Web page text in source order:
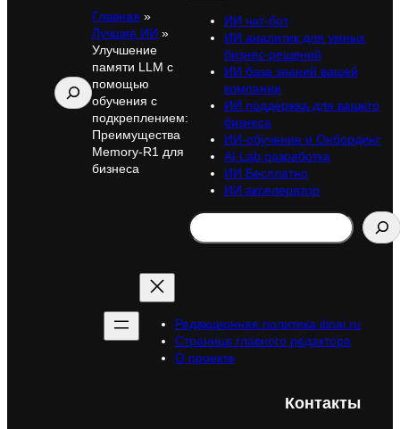
Поиск
Главная »
Лучшие ИИ »
Улучшение
памяти LLM с
помощью
обучения с
подкреплением:
Преимущества
Memory-R1 для
бизнеса
ИИ чат-бот
ИИ аналитик для умных
бизнес-решений
ИИ база знаний вашей
компании
ИИ поддержка для вашего
бизнеса
ИИ-обучение и Онбординг
AI Lab разработка
ИИ Бесплатно
ИИ акселератор
Search
Редакционная политика itinai.ru
Страница главного редактора
О проекте
Контакты